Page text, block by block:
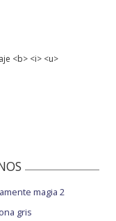
<b> <i> <u>
magia 2
gris